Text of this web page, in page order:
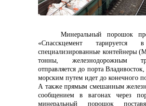
Контакты
Минеральный порошок
«Спасскцемент тарируется
специализированные контейнеры
тонны, железнодорожным
отправляется до порта Владивосток,
морским путем идет до конечного
А также прямым смешанным
сообщением в вагонах через
минеральный порошок